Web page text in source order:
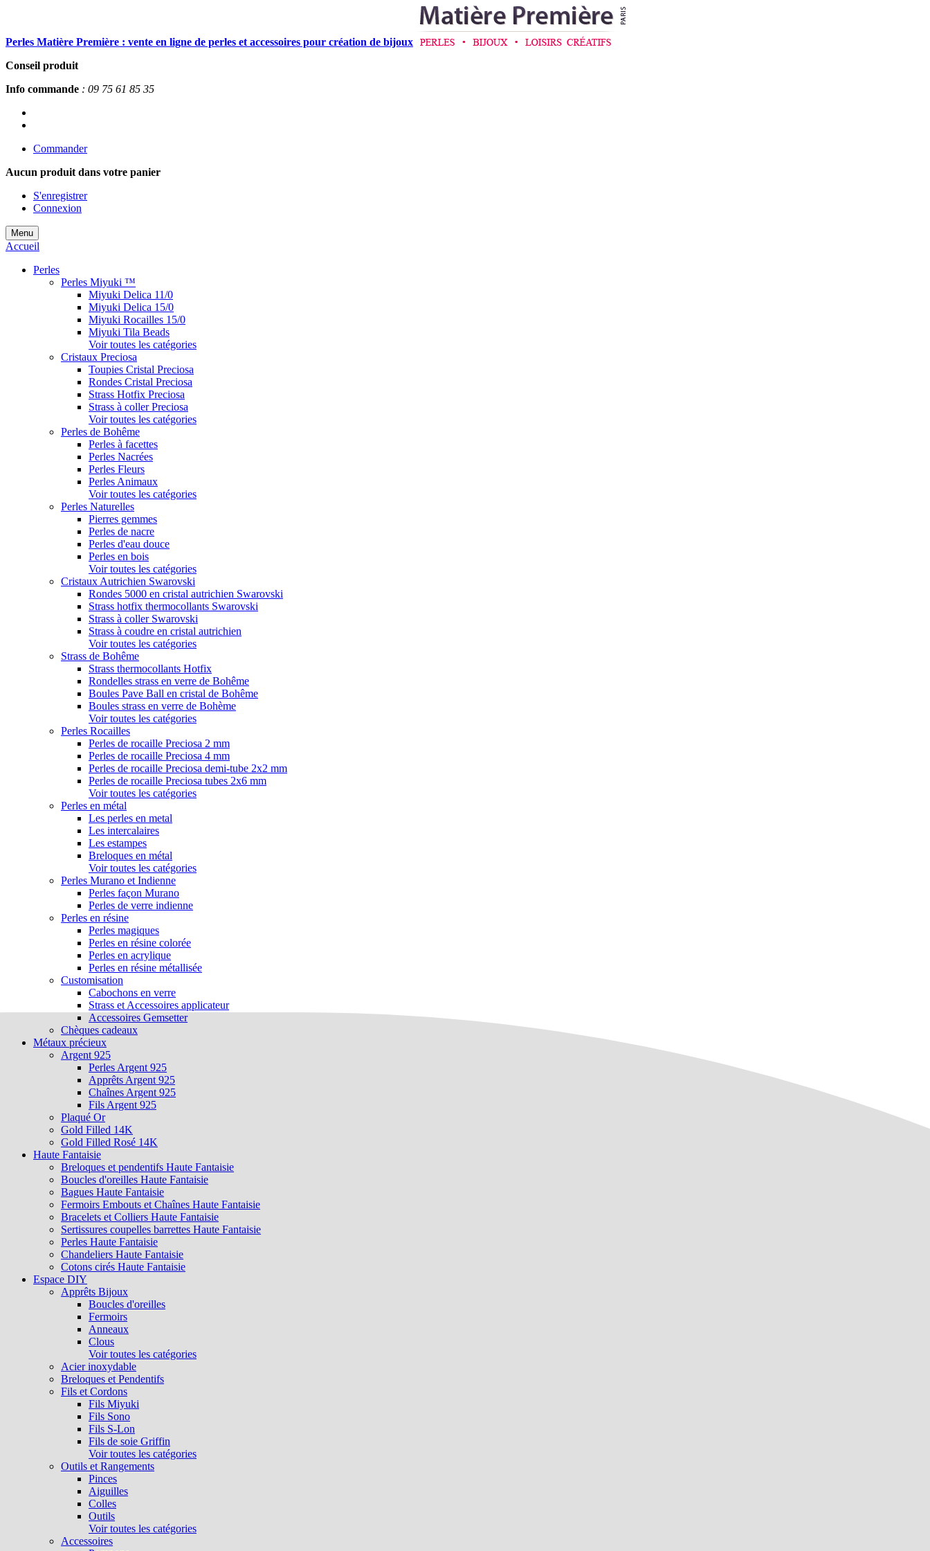
Perles Matière Première : vente en ligne de perles et accessoires pour création de bijoux
Conseil produit
Info commande : 09 75 61 85 35
Commander
Aucun produit dans votre panier
S'enregistrer
Connexion
Menu
Accueil
Perles
Perles Miyuki ™
Miyuki Delica 11/0
Miyuki Delica 15/0
Miyuki Rocailles 15/0
Miyuki Tila Beads
Voir toutes les catégories
Cristaux Preciosa
Toupies Cristal Preciosa
Rondes Cristal Preciosa
Strass Hotfix Preciosa
Strass à coller Preciosa
Voir toutes les catégories
Perles de Bohême
Perles à facettes
Perles Nacrées
Perles Fleurs
Perles Animaux
Voir toutes les catégories
Perles Naturelles
Pierres gemmes
Perles de nacre
Perles d'eau douce
Perles en bois
Voir toutes les catégories
Cristaux Autrichien Swarovski
Rondes 5000 en cristal autrichien Swarovski
Strass hotfix thermocollants Swarovski
Strass à coller Swarovski
Strass à coudre en cristal autrichien
Voir toutes les catégories
Strass de Bohême
Strass thermocollants Hotfix
Rondelles strass en verre de Bohême
Boules Pave Ball en cristal de Bohême
Boules strass en verre de Bohème
Voir toutes les catégories
Perles Rocailles
Perles de rocaille Preciosa 2 mm
Perles de rocaille Preciosa 4 mm
Perles de rocaille Preciosa demi-tube 2x2 mm
Perles de rocaille Preciosa tubes 2x6 mm
Voir toutes les catégories
Perles en métal
Les perles en metal
Les intercalaires
Les estampes
Breloques en métal
Voir toutes les catégories
Perles Murano et Indienne
Perles façon Murano
Perles de verre indienne
Perles en résine
Perles magiques
Perles en résine colorée
Perles en acrylique
Perles en résine métallisée
Customisation
Cabochons en verre
Strass et Accessoires applicateur
Accessoires Gemsetter
Chèques cadeaux
Métaux précieux
Argent 925
Perles Argent 925
Apprêts Argent 925
Chaînes Argent 925
Fils Argent 925
Plaqué Or
Gold Filled 14K
Gold Filled Rosé 14K
Haute Fantaisie
Breloques et pendentifs Haute Fantaisie
Boucles d'oreilles Haute Fantaisie
Bagues Haute Fantaisie
Fermoirs Embouts et Chaînes Haute Fantaisie
Bracelets et Colliers Haute Fantaisie
Sertissures coupelles barrettes Haute Fantaisie
Perles Haute Fantaisie
Chandeliers Haute Fantaisie
Cotons cirés Haute Fantaisie
Espace DIY
Apprêts Bijoux
Boucles d'oreilles
Fermoirs
Anneaux
Clous
Voir toutes les catégories
Acier inoxydable
Breloques et Pendentifs
Fils et Cordons
Fils Miyuki
Fils Sono
Fils S-Lon
Fils de soie Griffin
Voir toutes les catégories
Outils et Rangements
Pinces
Aiguilles
Colles
Outils
Voir toutes les catégories
Accessoires